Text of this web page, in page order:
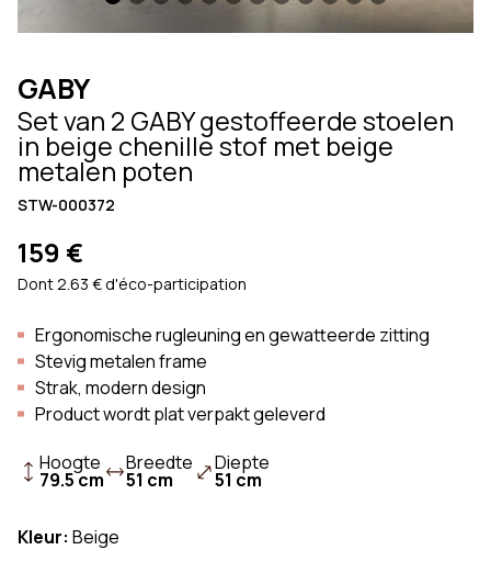
GABY
Set van 2 GABY gestoffeerde stoelen
in beige chenille stof met beige
metalen poten
STW-000372
159 €
Dont 2.63 € d'éco-participation
Ergonomische rugleuning en gewatteerde zitting
Stevig metalen frame
Strak, modern design
Product wordt plat verpakt geleverd
Hoogte
79.5 cm
Breedte
51 cm
Diepte
51 cm
Kleur: Beige